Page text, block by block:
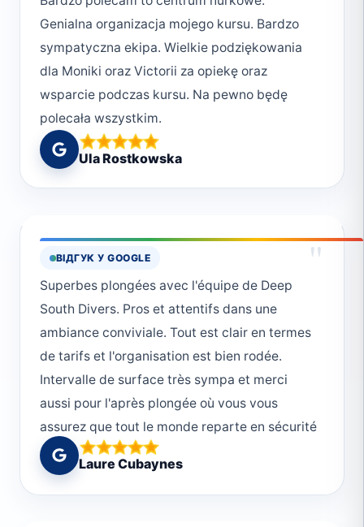
Genialna organizacja mojego kursu. Bardzo
sympatyczna ekipa. Wielkie podziękowania
dla Moniki oraz Victorii za opiekę oraz
wsparcie podczas kursu. Na pewno będę
polecała wszystkim.
Ula Rostkowska
ВІДГУК У GOOGLE "
Superbes plongées avec l'équipe de Deep
South Divers. Pros et attentifs dans une
ambiance conviviale. Tout est clair en termes
de tarifs et l'organisation est bien rodée.
Intervalle de surface très sympa et merci
aussi pour l'après plongée où vous vous
assurez que tout le monde reparte en sécurité
🙏🏼
Laure Cubaynes